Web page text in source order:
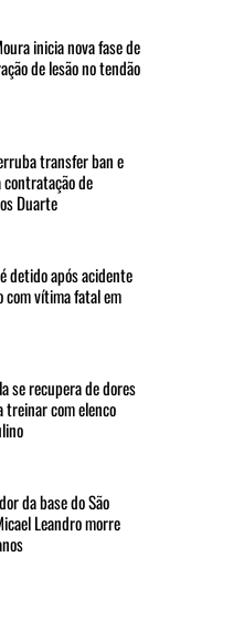
inicia nova fase de
de lesão no tendão
transfer ban e
de
Duarte
detido após acidente
com vítima fatal em
se recupera de dores
treinar com elenco
da base do São
Leandro morre